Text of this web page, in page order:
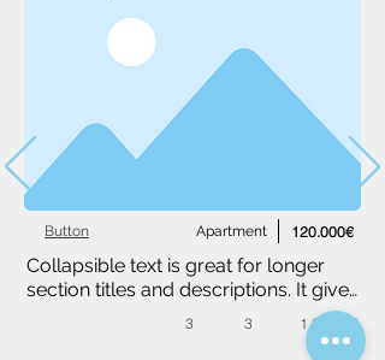
Apartment
Button 120.000€
Collapsible text is great for longer
section titles and descriptions. It gives
people access to all the info they
need, while keeping your layout
3 3 1,234 m²